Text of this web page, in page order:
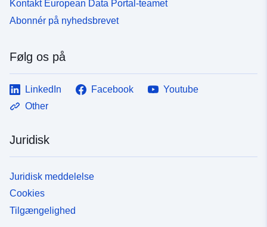
Kontakt European Data Portal-teamet
Abonnér på nyhedsbrevet
Følg os på
LinkedIn Facebook
Youtube
Other
Juridisk
Juridisk meddelelse
Cookies
Tilgængelighed